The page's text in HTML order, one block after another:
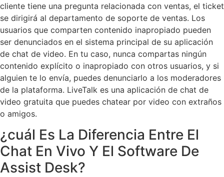
cliente tiene una pregunta relacionada con ventas, el ticket
se dirigirá al departamento de soporte de ventas. Los
usuarios que comparten contenido inapropiado pueden
ser denunciados en el sistema principal de su aplicación
de chat de video. En tu caso, nunca compartas ningún
contenido explícito o inapropiado con otros usuarios, y si
alguien te lo envía, puedes denunciarlo a los moderadores
de la plataforma. LiveTalk es una aplicación de chat de
video gratuita que puedes chatear por video con extraños
o amigos.
¿cuál Es La Diferencia Entre El
Chat En Vivo Y El Software De
Assist Desk?